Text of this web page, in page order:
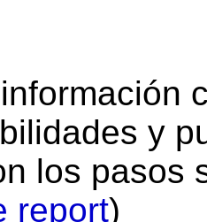
y
los pasos
report)